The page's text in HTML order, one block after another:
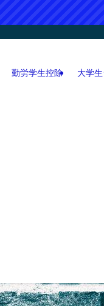
コンサル・人脈論など
勤労学生控除 大学